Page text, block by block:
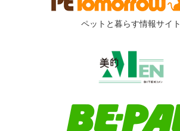
ペットと暮らす情報サイト